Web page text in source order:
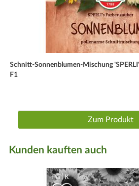
Schnitt-Sonnenblumen-Mischung
F1
Zum Produkt
Kunden kauften auch